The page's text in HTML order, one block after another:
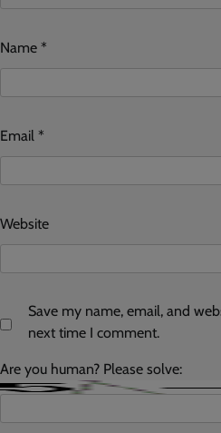
Name *
Email *
Website
Save my name, email, and
next time I comment.
Are you human? Please solve: